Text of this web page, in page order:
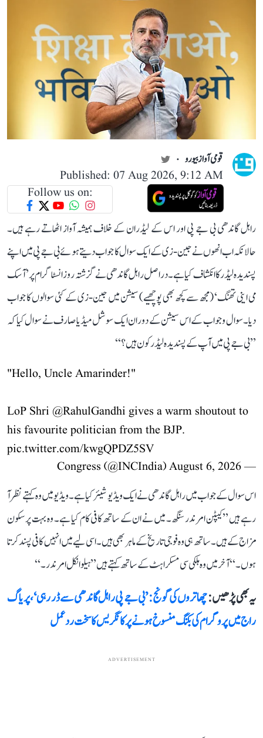
قومی آواز بیورو
Published: 07 Aug 2026, 9:12 AM
Follow us on:
راہل گاندھی بی جے پی اور اس کے لیڈران کے خلاف ہمیشہ آواز اٹھاتے رہے ہیں۔
حالانکہ اب انھوں نے جین-زی کے ایک سوال کا جواب دیتے ہوئے بی جے پی میں اپنے
پسندیدہ لیڈر کا انکشاف کیا ہے۔ دراصل راہل گاندھی نے گزشتہ روز انسٹاگرام پر ’آسک
می اینی تھنگ‘ (مجھ سے کچھ بھی پوچھیے) سیشن میں جین-زی کے کئی سوالوں کا جواب
دیا۔ سوال و جواب کے اس سیشن کے دوران ایک سوشل میڈیا صارف نے سوال کیا کہ
’’بی جے پی میں آپ کے پسندیدہ لیڈر کون ہیں؟‘‘
"Hello, Uncle Amarinder!"
LoP Shri @RahulGandhi gives a warm shoutout to
his favourite politician from the BJP.
pic.twitter.com/kwgQPDZ5SV
— Congress (@INCIndia)
August 6, 2026
اس سوال کے جواب میں راہل گاندھی نے ایک ویڈیو شیئر کیا ہے۔ ویڈیو میں وہ کہتے نظر آ
رہے ہیں ’’کیپٹن امرندر سنگھ۔ میں نے ان کے ساتھ کافی کام کیا ہے۔ وہ بہت پرسکون
مزاج کے ہیں۔ ساتھ ہی وہ فوجی تاریخ کے ماہر بھی ہیں۔ اسی لیے میں انہیں کافی پسند کرتا
ہوں۔‘‘ آخر میں وہ ہلکی سی مسکراہٹ کے ساتھ کہتے ہیں ’’ہیلو انکل امرندر۔‘‘
یہ بھی پڑھیں :چھاتروں کی گونج: ’بی جے پی راہل گاندھی سے ڈر رہی‘، پریاگ
راج میں پروگرام کی بکنگ منسوخ ہونے پر کانگریس کا سخت ردعمل
ADVERTISEMENT